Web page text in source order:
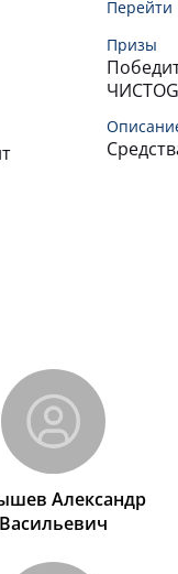
Перейти
Призы
Александр
Васильевич